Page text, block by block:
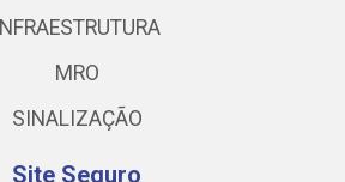
INFRAESTRUTURA
MRO
SINALIZAÇÃO
Site Seguro